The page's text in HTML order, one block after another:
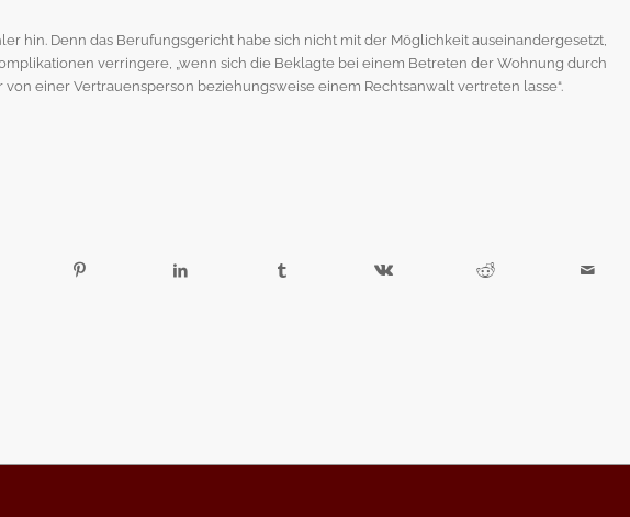
hin. Denn das Berufungsgericht habe sich nicht mit der Möglichkeit auseinandergesetzt,
verringere, „wenn sich die Beklagte bei einem Betreten der Wohnung durch
einer Vertrauensperson beziehungsweise einem Rechtsanwalt vertreten lasse“.